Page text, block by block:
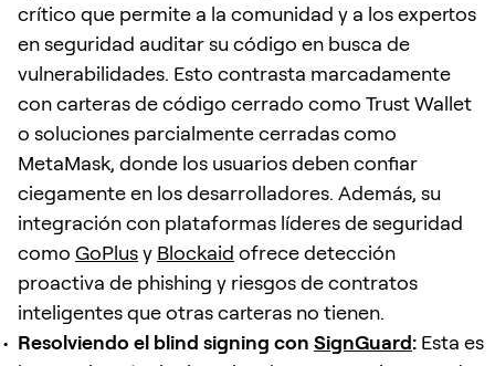
crítico que permite a la comunidad y a los expertos
en seguridad auditar su código en busca de
vulnerabilidades. Esto contrasta marcadamente
con carteras de código cerrado como Trust Wallet
o soluciones parcialmente cerradas como
MetaMask, donde los usuarios deben confiar
ciegamente en los desarrolladores. Además, su
integración con plataformas líderes de seguridad
como GoPlusy Blockaid ofrece detección
proactiva de phishing y riesgos de contratos
inteligentes que otras carteras no tienen.
Resolviendo el blind signing con SignGuard: Esta es